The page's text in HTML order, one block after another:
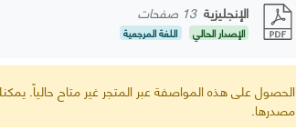
الإنجليزية 13 صفحات
الإصدار الحالي اللغة المرجعية
الحصول على هذه المواصفة عبر المتجر غير متاح حالياً.
مصدرها.